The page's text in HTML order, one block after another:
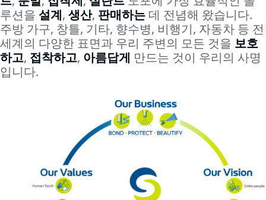
루션을 설계, 생산, 판매하는 데 전념해 왔습니다.
주방 가구, 창틀, 기타, 향수병, 비행기, 자동차 등 전
세계의 다양한 표면과 우리 주변의 모든 것을 보호
하고, 접착하고, 아름답게 만드는 것이 우리의 사명
입니다.